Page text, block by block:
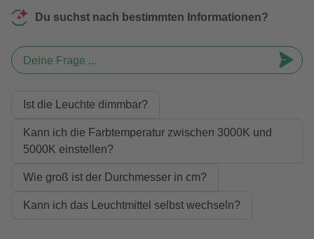
Du suchst nach bestimmten Informationen?
Deine Frage ...
Ist die Leuchte dimmbar?
Kann ich die Farbtemperatur zwischen 3000K und
5000K einstellen?
Wie groß ist der Durchmesser in cm?
Kann ich das Leuchtmittel selbst wechseln?